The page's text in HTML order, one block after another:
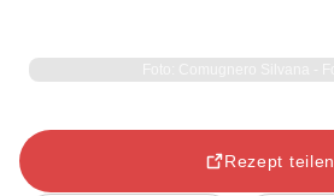
Rezept teilen